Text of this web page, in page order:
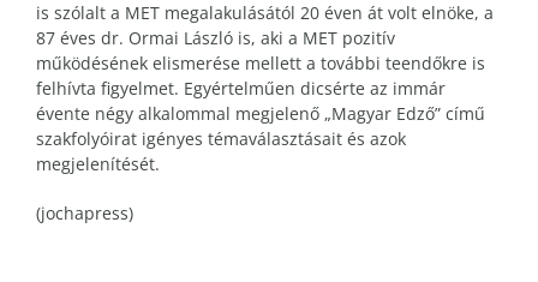
is szólalt a MET megalakulásától 20 éven át volt elnöke, a
87 éves dr. Ormai László is, aki a MET pozitív
működésének elismerése mellett a további teendőkre is
felhívta figyelmet. Egyértelműen dicsérte az immár
évente négy alkalommal megjelenő „Magyar Edző” című
szakfolyóirat igényes témaválasztásait és azok
megjelenítését.
(jochapress)